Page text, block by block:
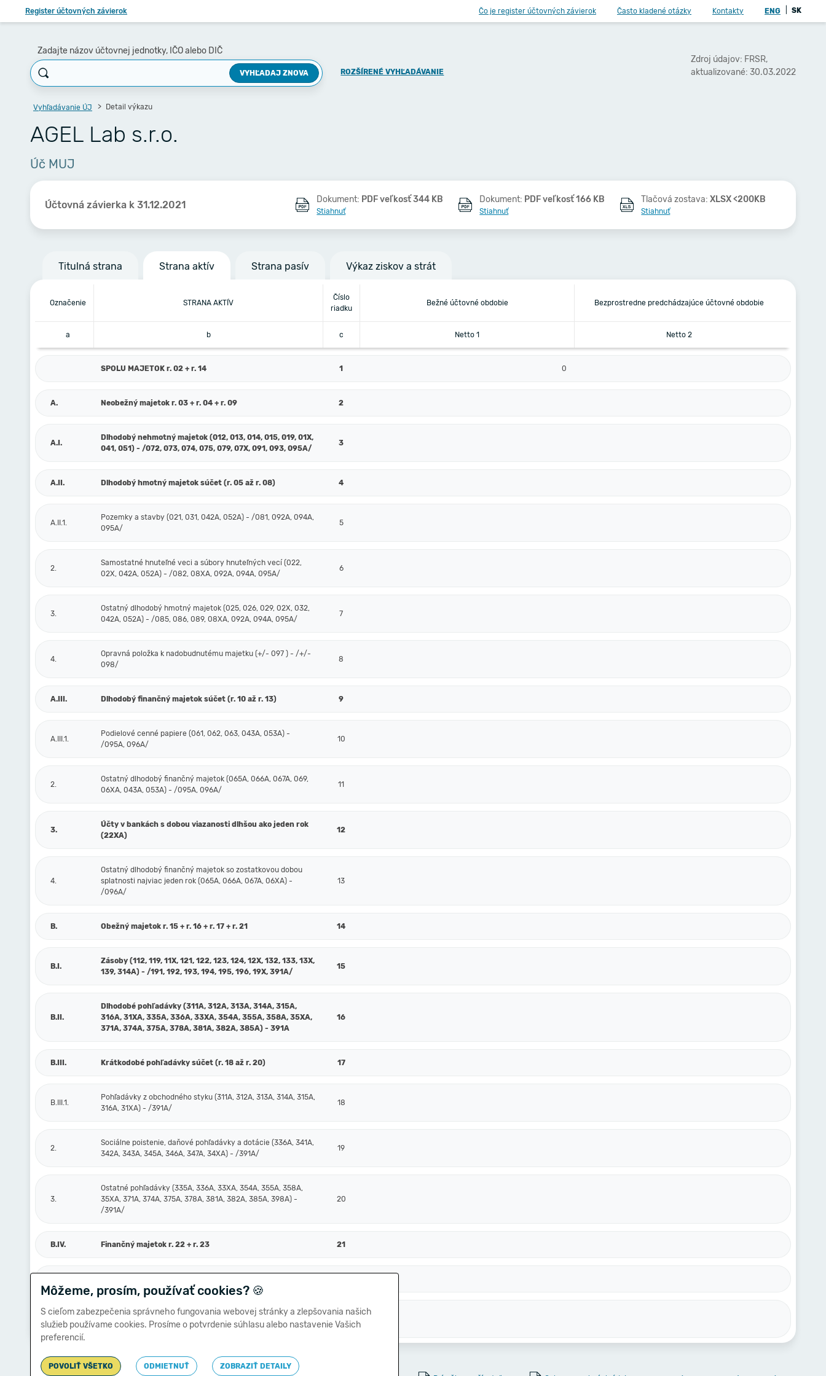
Register účtovných závierok Čo je register účtovných závierok Často kladené otázky Kontakty ENG SK
Zadajte názov účtovnej jednotky, IČO alebo DIČ
VYHĽADAJ ZNOVA ROZŠÍRENÉ VYHĽADÁVANIE
Zdroj údajov: FRSR,
aktualizované: 30.03.2022
Vyhľadávanie ÚJ Detail výkazu
AGEL Lab s.r.o.
Úč MUJ
Účtovná závierka k 31.12.2021 Dokument: PDF veľkosť 344 KB
Stiahnuť
Dokument: PDF veľkosť 166 KB
Stiahnuť
Tlačová zostava:XLSX <200KB
Stiahnuť
Titulná strana Strana aktív Strana pasív Výkaz ziskov a strát
Označenie STRANA AKTÍV
Číslo
riadku
Bežné účtovné obdobie Bezprostredne predchádzajúce účtovné obdobie
a b c Netto 1 Netto 2
SPOLU MAJETOK r. 02 + r. 14 1 0
A. Neobežný majetok r. 03 + r. 04 + r. 09 2
A.I.
Dlhodobý nehmotný majetok (012, 013, 014, 015, 019, 01X,
041, 051) - /072, 073, 074, 075, 079, 07X, 091, 093, 095A/
3
A.II. Dlhodobý hmotný majetok súčet (r. 05 až r. 08) 4
A.II.1.
Pozemky a stavby (021, 031, 042A, 052A) - /081, 092A, 094A,
095A/
5
2.
Samostatné hnuteľné veci a súbory hnuteľných vecí (022,
02X, 042A, 052A) - /082, 08XA, 092A, 094A, 095A/
6
3.
Ostatný dlhodobý hmotný majetok (025, 026, 029, 02X, 032,
042A, 052A) - /085, 086, 089, 08XA, 092A, 094A, 095A/
7
4.
Opravná položka k nadobudnutému majetku (+/- 097 ) - /+/-
098/
8
A.III. Dlhodobý finančný majetok súčet (r. 10 až r. 13) 9
A.III.1.
Podielové cenné papiere (061, 062, 063, 043A, 053A) -
/095A, 096A/
10
2.
Ostatný dlhodobý finančný majetok (065A, 066A, 067A, 069,
06XA, 043A, 053A) - /095A, 096A/
11
3.
Účty v bankách s dobou viazanosti dlhšou ako jeden rok
(22XA)
12
4.
Ostatný dlhodobý finančný majetok so zostatkovou dobou
splatnosti najviac jeden rok (065A, 066A, 067A, 06XA) -
/096A/
13
B. Obežný majetok r. 15 + r. 16 + r. 17 + r. 21 14
B.I.
Zásoby (112, 119, 11X, 121, 122, 123, 124, 12X, 132, 133, 13X,
139, 314A) - /191, 192, 193, 194, 195, 196, 19X, 391A/
15
B.II.
Dlhodobé pohľadávky (311A, 312A, 313A, 314A, 315A,
316A, 31XA, 335A, 336A, 33XA, 354A, 355A, 358A, 35XA,
371A, 374A, 375A, 378A, 381A, 382A, 385A) - 391A
16
B.III. Krátkodobé pohľadávky súčet (r. 18 až r. 20) 17
B.III.1.
Pohľadávky z obchodného styku (311A, 312A, 313A, 314A, 315A,
316A, 31XA) - /391A/
18
2.
Sociálne poistenie, daňové pohľadávky a dotácie (336A, 341A,
342A, 343A, 345A, 346A, 347A, 34XA) - /391A/
19
3.
Ostatné pohľadávky (335A, 336A, 33XA, 354A, 355A, 358A,
35XA, 371A, 374A, 375A, 378A, 381A, 382A, 385A, 398A) -
/391A/
20
B.IV. Finančný majetok r. 22 + r. 23 21
2.
Ostatné finančné účty (251, 252, 253, 256, 257, 25X, 259, 314A)
- /291, 29X/
23
Môžeme, prosím, používať cookies? 🍪
S cieľom zabezpečenia správneho fungovania webovej stránky a zlepšovania našich
služieb používame cookies. Prosíme o potvrdenie súhlasu alebo nastavenie Vašich
preferencií.
POVOLIŤ VŠETKO ODMIETNUŤ
ZOBRAZIŤ DETAILY